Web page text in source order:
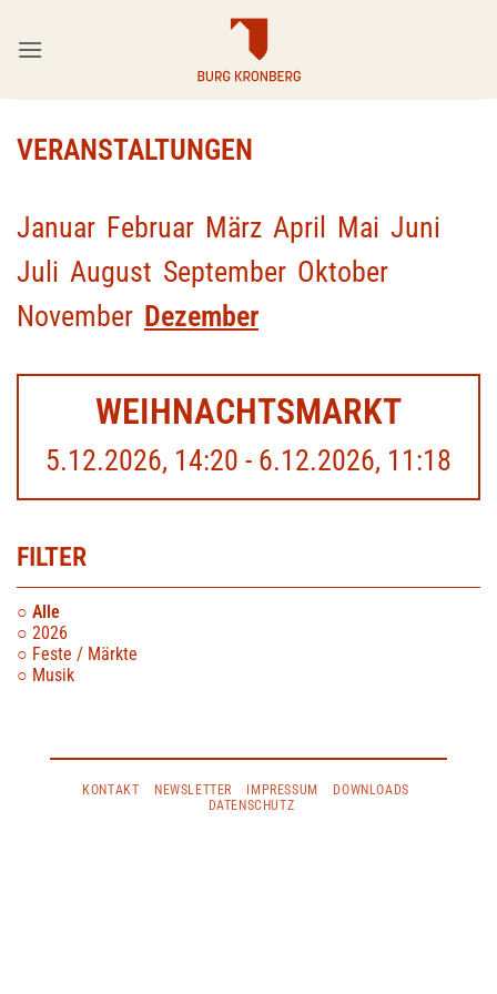
Inhalt
VERANSTALTUNGEN
Januar Februar März April Mai Juni
Juli August September Oktober
November Dezember
WEIHNACHTSMARKT
5.12.2026, 14:20 - 6.12.2026, 11:18
FILTER
Alle
2026
Feste / Märkte
Musik
KONTAKT NEWSLETTER IMPRESSUM
DOWNLOADS
DATENSCHUTZ